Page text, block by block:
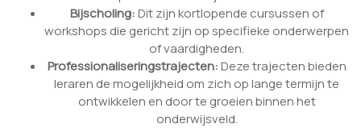
Bijscholing:Dit zijn kortlopende cursussen of
workshops die gericht zijn op specifieke onderwerpen
of vaardigheden.
Professionaliseringstrajecten:Deze trajecten bieden
leraren de mogelijkheid om zich op lange termijn te
ontwikkelen en door te groeien binnen het
onderwijsveld.